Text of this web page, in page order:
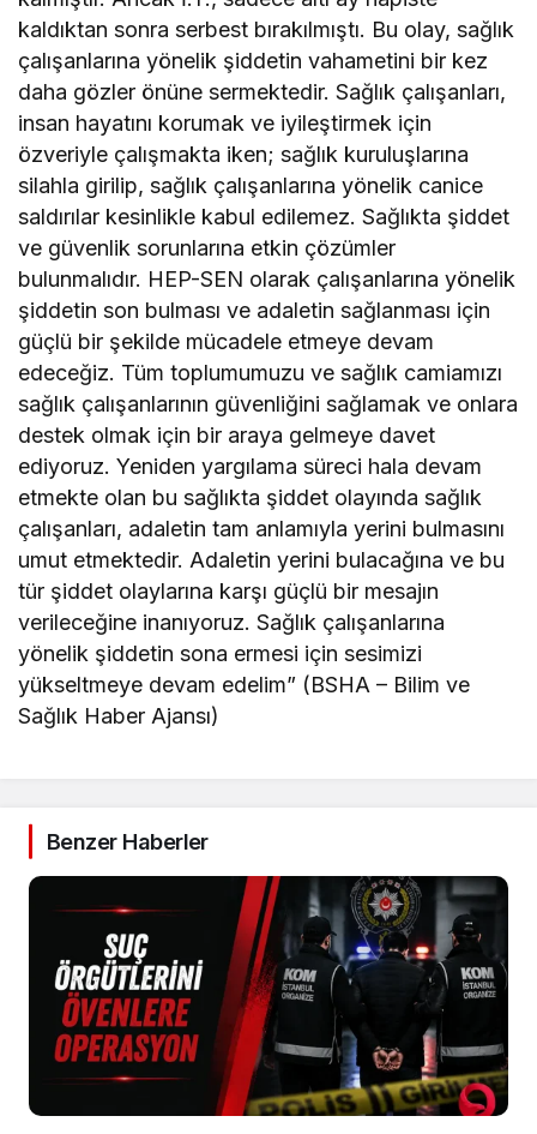
kaldıktan sonra serbest bırakılmıştı. Bu olay, sağlık
çalışanlarına yönelik şiddetin vahametini bir kez
daha gözler önüne sermektedir. Sağlık çalışanları,
insan hayatını korumak ve iyileştirmek için
özveriyle çalışmakta iken; sağlık kuruluşlarına
silahla girilip, sağlık çalışanlarına yönelik canice
saldırılar kesinlikle kabul edilemez. Sağlıkta şiddet
ve güvenlik sorunlarına etkin çözümler
bulunmalıdır. HEP-SEN olarak çalışanlarına yönelik
şiddetin son bulması ve adaletin sağlanması için
güçlü bir şekilde mücadele etmeye devam
edeceğiz. Tüm toplumumuzu ve sağlık camiamızı
sağlık çalışanlarının güvenliğini sağlamak ve onlara
destek olmak için bir araya gelmeye davet
ediyoruz. Yeniden yargılama süreci hala devam
etmekte olan bu sağlıkta şiddet olayında sağlık
çalışanları, adaletin tam anlamıyla yerini bulmasını
umut etmektedir. Adaletin yerini bulacağına ve bu
tür şiddet olaylarına karşı güçlü bir mesajın
verileceğine inanıyoruz. Sağlık çalışanlarına
yönelik şiddetin sona ermesi için sesimizi
yükseltmeye devam edelim” (BSHA – Bilim ve
Sağlık Haber Ajansı)
Benzer Haberler